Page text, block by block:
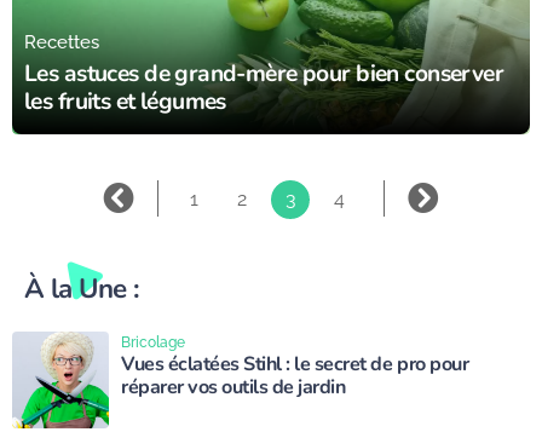
Les astuces de grand-mère pour bien conserver
les fruits et légumes
Recettes
1 2 3 4
À la Une :
Vues éclatées Stihl : le secret de pro pour
réparer vos outils de jardin
Bricolage